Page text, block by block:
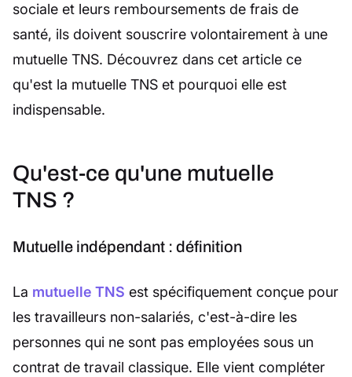
sociale et leurs remboursements de frais de
santé, ils doivent souscrire volontairement à une
mutuelle TNS. Découvrez dans cet article ce
qu'est la mutuelle TNS et pourquoi elle est
indispensable.
Qu'est-ce qu'une mutuelle
TNS ?
Mutuelle indépendant : définition
La mutuelle TNS est spécifiquement conçue pour
les travailleurs non-salariés, c'est-à-dire les
personnes qui ne sont pas employées sous un
contrat de travail classique. Elle vient compléter